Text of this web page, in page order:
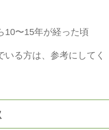
10〜15年が経った頃
る方は、参考にしてく